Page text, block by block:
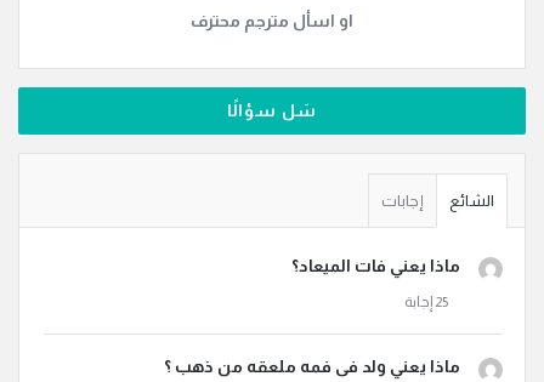
او اسأل مترجم محترف
سَل سؤالًا
الشائع إجابات
ماذا يعني فات الميعاد؟
ماذا يعني ولد فى فمه ملعقه من ذهب ؟